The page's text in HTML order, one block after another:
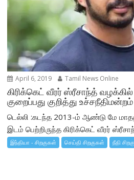
April 6, 2019 Tamil News Online
கிரிக்கெட் வீரர் ஸ்ரீசாந்த்
குறைப்பது குறித்து
டெல்லி :கடந்த 2013-ம் ஆண்டு மே
இடம் பெற்றிருந்த கிரிக்கெட் வீரர்
இந்தியா - சிறகுகள் செய்தி சிறகுகள் நீதி